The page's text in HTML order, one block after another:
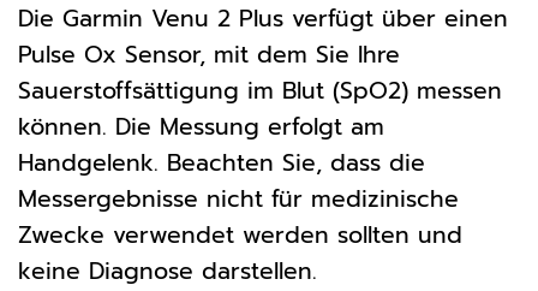
Die Garmin Venu 2 Plus verfügt über einen
Pulse Ox Sensor, mit dem Sie Ihre
Sauerstoffsättigung im Blut (SpO2) messen
können. Die Messung erfolgt am
Handgelenk. Beachten Sie, dass die
Messergebnisse nicht für medizinische
Zwecke verwendet werden sollten und
keine Diagnose darstellen.